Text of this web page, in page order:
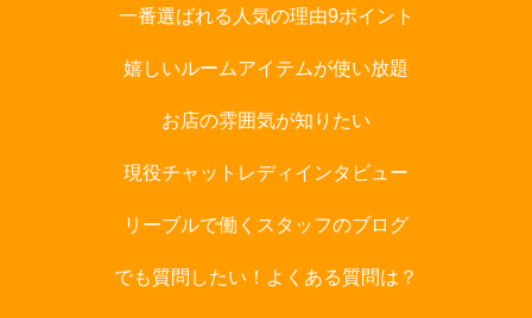
一番選ばれる人気の理由9ポイント
嬉しいルームアイテムが使い放題
お店の雰囲気が知りたい
現役チャットレディインタビュー
リーブルで働くスタッフのブログ
でも質問したい！よくある質問は？